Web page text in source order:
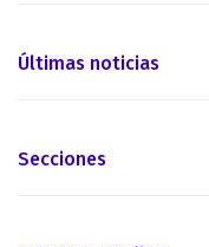
Últimas noticias
Secciones